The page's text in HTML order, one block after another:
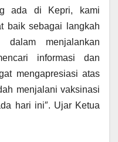
ada di Kepri, kami
baik sebagai langkah
dalam menjalankan
informasi dan
mengapresiasi atas
menjalani vaksinasi
hari ini″. Ujar Ketua